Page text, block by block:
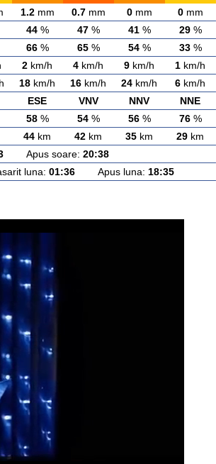
1.2mm 0.7mm 0mm 0mm
44% 47% 41% 29%
66% 65% 54% 33%
2 km/h 4 km/h 9 km/h 1 km/h
18 km/h 16 km/h 24 km/h 6 km/h
ESE VNV NNV NNE
58% 54% 56% 76%
44 km 42 km 35 km 29 km
Apus soare: 20:38
luna: 01:36 Apus luna: 18:35